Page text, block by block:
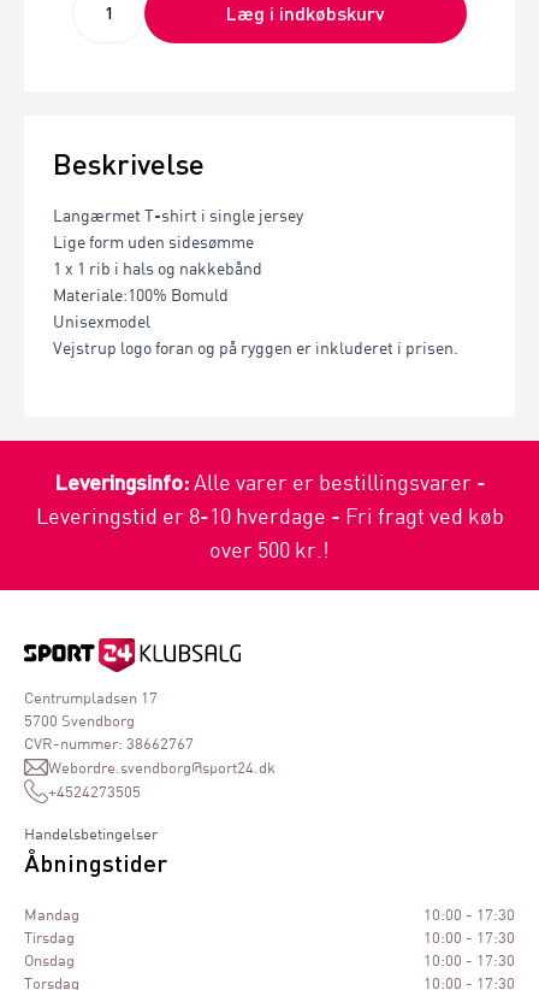
Læg i indkøbskurv
Beskrivelse
Langærmet T-shirt i single jersey
Lige form uden sidesømme
1 x 1 rib i hals og nakkebånd
Materiale:100% Bomuld
Unisexmodel
Vejstrup logo foran og på ryggen er inkluderet i prisen.
Leveringsinfo:Alle varer er bestillingsvarer -
Leveringstid er 8-10 hverdage - Fri fragt ved køb
over 500 kr.!
Centrumpladsen 17
5700 Svendborg
CVR-nummer: 38662767
Webordre.svendborg@sport24.dk
+4524273505
Handelsbetingelser
Åbningstider
Mandag
10:00 - 17:30
Tirsdag
10:00 - 17:30
Onsdag
10:00 - 17:30
Torsdag
10:00 - 17:30